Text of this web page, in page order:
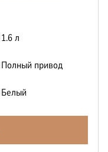
1.6 л
Полный привод
Белый